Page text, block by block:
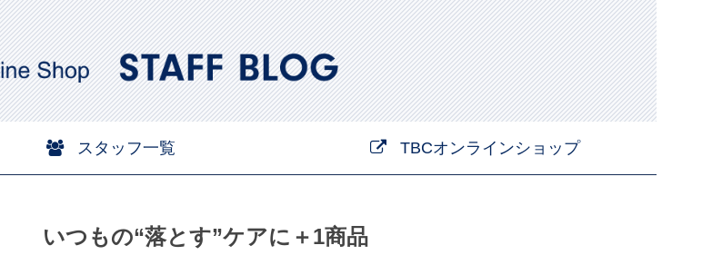
スタッフ一覧 TBCオンラインショップ
いつもの“落とす”ケアに＋1商品